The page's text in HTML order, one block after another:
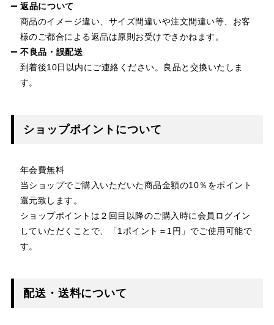
返品について
商品のイメージ違い、サイズ間違いや注文間違い等、お客
様のご都合による返品は原則お受けできかねます。
不良品・誤配送
到着後10日以内にご連絡ください。良品と交換いたしま
す。
ショップポイントについて
年会費無料
当ショップでご購入いただいた商品金額の10％をポイント
還元致します。
ショップポイントは２回目以降のご購入時に会員ログイン
していただくことで、「1ポイント＝1円」でご使用可能で
す。
配送・送料について